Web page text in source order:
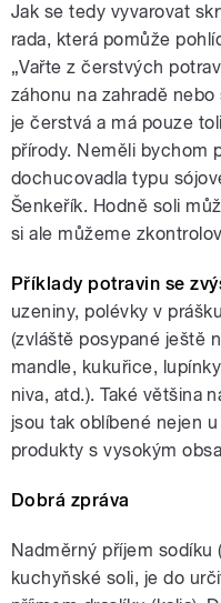
Jak se tedy vyvarovat
rada, která pomůže
„Vařte z čerstvých
záhonu na zahradě
je čerstvá a má pouze
přírody. Neměli bychom
dochucovadla typu
Šenkeřík. Hodně soli
si ale můžeme
Příklady potravin se
uzeniny, polévky v
(zvláště posypané ještě
mandle, kukuřice,
niva, atd.). Také většina
jsou tak oblíbené nejen
produkty s vysokým
Dobrá zpráva
Nadměrný příjem sodíku
kuchyňské soli, je do